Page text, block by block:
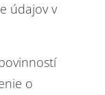
údajov v
o